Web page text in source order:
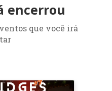
encerrou
que você irá